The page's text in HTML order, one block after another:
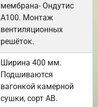
мембрана- Ондутис
А100. Монтаж
вентиляционных
решёток.
Ширина 400 мм.
Подшиваются
вагонкой камерной
сушки, сорт АВ.